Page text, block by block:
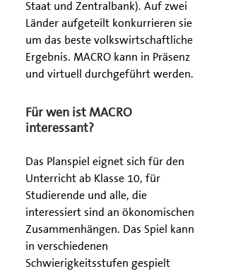
Staat und Zentralbank). Auf zwei
Länder aufgeteilt konkurrieren sie
um das beste volkswirtschaftliche
Ergebnis. MACRO kann in Präsenz
und virtuell durchgeführt werden.
Für wen ist MACRO
interessant?
Das Planspiel eignet sich für den
Unterricht ab Klasse 10, für
Studierende und alle, die
interessiert sind an ökonomischen
Zusammenhängen. Das Spiel kann
in verschiedenen
Schwierigkeitsstufen gespielt